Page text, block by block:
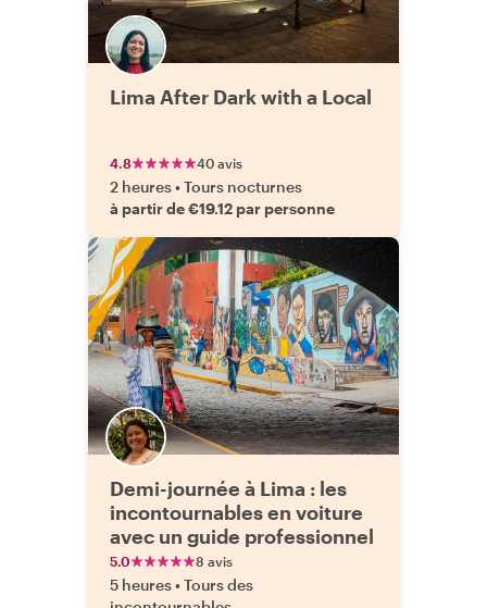
Lima After Dark with a Local
4.8 40 avis
2 heures•Tours nocturnes
à partir de €19.12 par personne
Demi-journée à Lima : les
incontournables en voiture
avec un guide professionnel
5.0 8 avis
5 heures•Tours des